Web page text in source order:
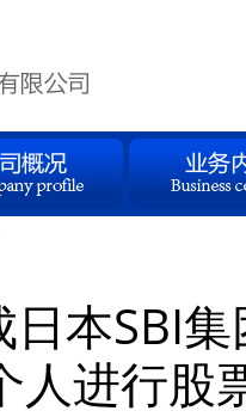
本SBI
人进行股